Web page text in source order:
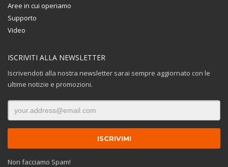
Aree in cui operiamo
Supporto
Video
ISCRIVITI ALLA NEWSLETTER
Iscrivendoti alla nostra newsletter sarai sempre aggiornato con le
ultime notizie e promozioni.
Non facciamo Spam!